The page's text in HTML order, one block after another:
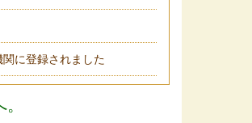
関に登録されました